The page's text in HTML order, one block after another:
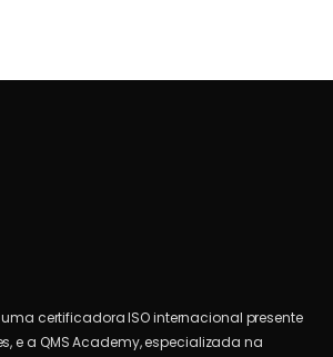
uma certificadora ISO internacional presente
e a QMS Academy, especializada na